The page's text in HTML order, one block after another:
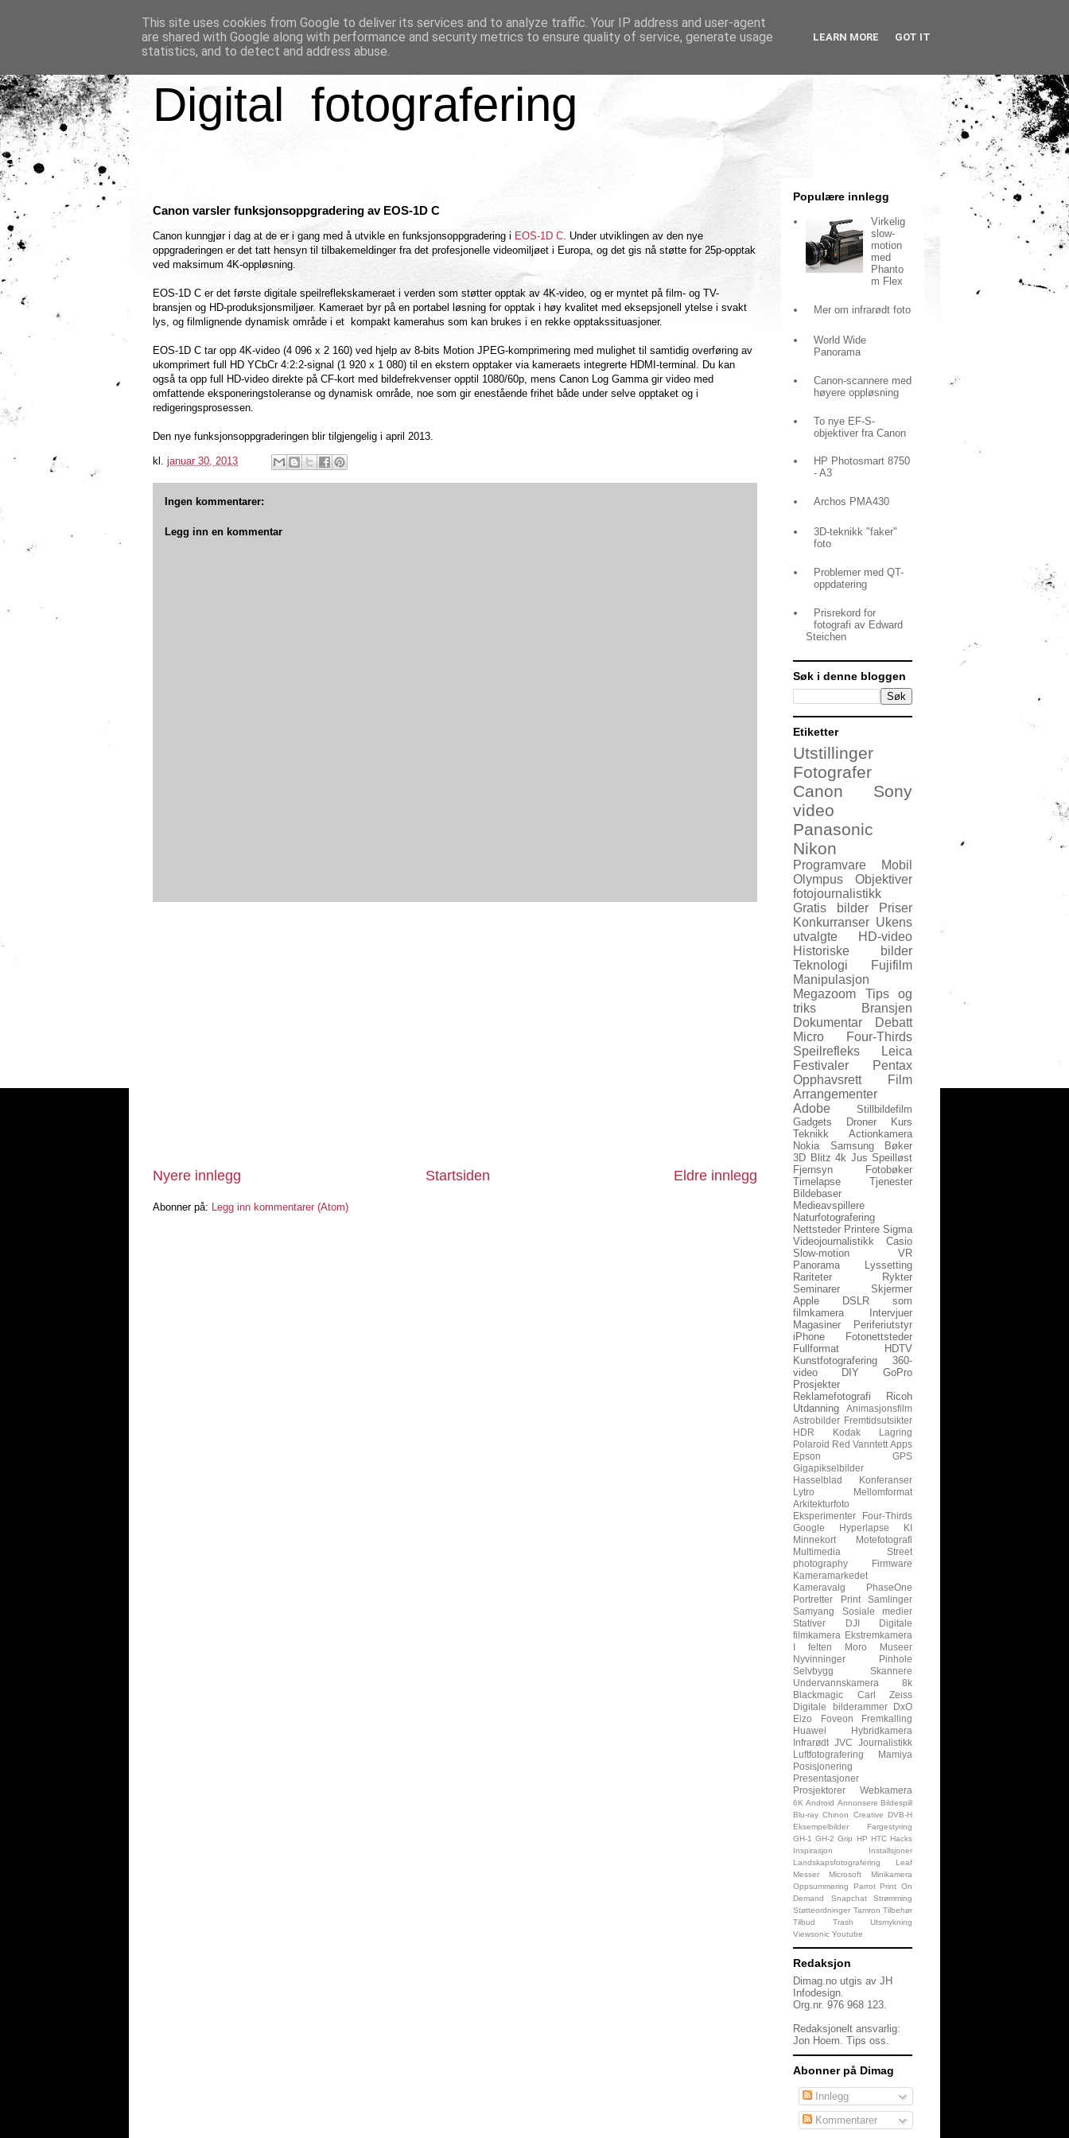
Digital fotografering
Canon varsler funksjonsoppgradering av EOS-1D C
Canon kunngjør i dag at de er i gang med å utvikle en funksjonsoppgradering i EOS-1D C. Under utviklingen av den nye
oppgraderingen er det tatt hensyn til tilbakemeldinger fra det profesjonelle videomiljøet i Europa, og det gis nå støtte for 25p-opptak
ved maksimum 4K-oppløsning.
EOS-1D C er det første digitale speilreflekskameraet i verden som støtter opptak av 4K-video, og er myntet på film- og TV-
bransjen og HD-produksjonsmiljøer. Kameraet byr på en portabel løsning for opptak i høy kvalitet med eksepsjonell ytelse i svakt
lys, og filmlignende dynamisk område i et kompakt kamerahus som kan brukes i en rekke opptakssituasjoner.
EOS-1D C tar opp 4K-video (4 096 x 2 160) ved hjelp av 8-bits Motion JPEG-komprimering med mulighet til samtidig overføring av
ukomprimert full HD YCbCr 4:2:2-signal (1 920 x 1 080) til en ekstern opptaker via kameraets integrerte HDMI-terminal. Du kan
også ta opp full HD-video direkte på CF-kort med bildefrekvenser opptil 1080/60p, mens Canon Log Gamma gir video med
omfattende eksponeringstoleranse og dynamisk område, noe som gir enestående frihet både under selve opptaket og i
redigeringsprosessen.
Den nye funksjonsoppgraderingen blir tilgjengelig i april 2013.
kl. januar 30, 2013
Ingen kommentarer:
Legg inn en kommentar
Nyere innlegg Eldre innlegg
Startsiden
Abonner på: Legg inn kommentarer (Atom)
Populære innlegg
Virkelig
slow-
motion
med
Phanto
m Flex
Mer om infrarødt foto
World Wide
Panorama
Canon-scannere med
høyere oppløsning
To nye EF-S-
objektiver fra Canon
HP Photosmart 8750
- A3
Archos PMA430
3D-teknikk "faker"
foto
Problemer med QT-
oppdatering
Prisrekord for
fotografi av Edward
Steichen
Søk i denne bloggen
Etiketter
Utstillinger
Fotografer
Canon
Sony
video
Panasonic
Nikon
Programvare
Mobil
Olympus
Objektiver
fotojournalistikk
Gratis bilder
Priser
Konkurranser Ukens
utvalgte
HD-video
Historiske bilder
Teknologi
Fujifilm
Manipulasjon
Megazoom
Tips og
triks
Bransjen
Dokumentar
Debatt
Micro Four-Thirds
Speilrefleks
Leica
Festivaler
Pentax
Opphavsrett
Film
Arrangementer
Adobe
Stillbildefilm
Gadgets
Droner
Kurs
Teknikk
Actionkamera
Nokia
Samsung
Bøker
3D Blitz 4k Jus Speilløst
Fjernsyn
Fotobøker
Timelapse
Tjenester
Bildebaser
Medieavspillere
Naturfotografering
Nettsteder Printere Sigma
Videojournalistikk
Casio
Slow-motion
VR
Panorama
Lyssetting
Rariteter
Rykter
Seminarer
Skjermer
Apple
DSLR som
filmkamera
Intervjuer
Magasiner
Periferiutstyr
iPhone
Fotonettsteder
Fullformat
HDTV
Kunstfotografering
360-
video
DIY
GoPro
Prosjekter
Reklamefotografi
Ricoh
Utdanning
Animasjonsfilm
Astrobilder Fremtidsutsikter
HDR
Kodak
Lagring
Polaroid Red Vanntett Apps
Epson
GPS
Gigapikselbilder
Hasselblad
Konferanser
Lytro
Mellomformat
Arkitekturfoto
Eksperimenter
Four-Thirds
Google
Hyperlapse
KI
Minnekort
Motefotografi
Multimedia
Street
photography
Firmware
Kameramarkedet
Kameravalg
PhaseOne
Portretter
Print
Samlinger
Samyang
Sosiale medier
Stativer
DJI
Digitale
filmkamera Ekstremkamera
I felten
Moro
Museer
Nyvinninger
Pinhole
Selvbygg
Skannere
Undervannskamera
8k
Blackmagic
Carl Zeiss
Digitale bilderammer
DxO
Eizo
Foveon
Fremkalling
Huawei
Hybridkamera
Infrarødt JVC
Journalistikk
Luftfotografering
Mamiya
Posisjonering
Presentasjoner
Prosjektorer
Webkamera
6K Android Annonsere Bildespill
Blu-ray Chinon Creative
DVB-H
Eksempelbilder
Fargestyring
GH-1 GH-2 Grip HP HTC Hacks
Inspirasjon
Installsjoner
Landskapsfotografering
Leaf
Messer
Microsoft
Minikamera
Oppsummering
Parrot Print On
Demand
Snapchat
Strømming
Støtteordninger Tamron Tilbehør
Tilbud
Trash
Utsmykning
Viewsonic Youtube
Redaksjon
Dimag.no utgis av JH
Infodesign.
Org.nr. 976 968 123.
Redaksjonelt ansvarlig:
Jon Hoem. Tips oss
Abonner på Dimag
Innlegg
Kommentarer
This site uses cookies from Google to deliver its services and to analyze traffic. Your IP address and user-agent
are shared with Google along with performance and security metrics to ensure quality of service, generate usage
statistics, and to detect and address abuse.
LEARN MORE GOT IT